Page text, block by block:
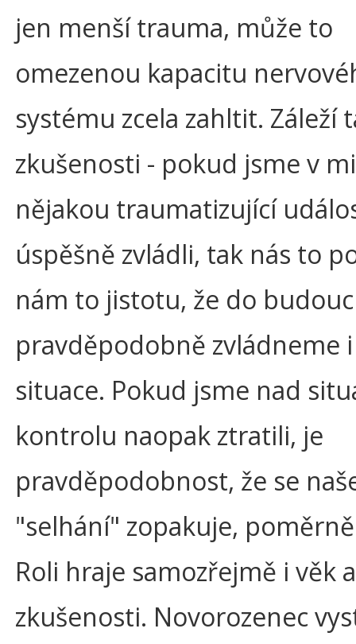
jen menší trauma, může to
omezenou kapacitu
systému zcela zahltit. Záleží
zkušenosti - pokud jsme v
nějakou traumatizující
úspěšně zvládli, tak nás to
nám to jistotu, že do
pravděpodobně zvládneme
situace. Pokud jsme nad
kontrolu naopak ztratili, je
pravděpodobnost, že se
"selhání" zopakuje,
Roli hraje samozřejmě i věk a
zkušenosti. Novorozenec